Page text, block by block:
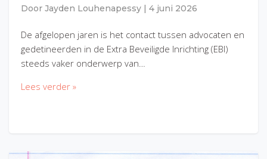
Door Jayden Louhenapessy 4 juni 2026
De afgelopen jaren is het contact tussen advocaten en
gedetineerden in de Extra Beveiligde Inrichting (EBI)
steeds vaker onderwerp van…
Lees verder »